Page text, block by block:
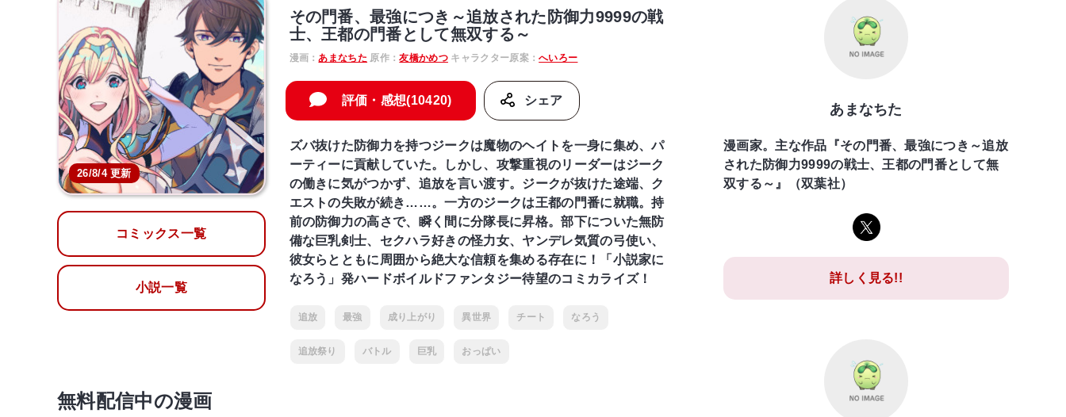
26/8/4 更新
コミックス一覧
小説一覧
その門番、最強につき～追放された防御力9999の戦
士、王都の門番として無双する～
漫画： あまなちた 原作：友橋かめつキャラクター原案：へいろー
評価・感想(10420) シェア
ズバ抜けた防御力を持つジークは魔物のヘイトを一身に集め、パ
ーティーに貢献していた。しかし、攻撃重視のリーダーはジーク
の働きに気がつかず、追放を言い渡す。ジークが抜けた途端、ク
エストの失敗が続き……。一方のジークは王都の門番に就職。持
前の防御力の高さで、瞬く間に分隊長に昇格。部下についた無防
備な巨乳剣士、セクハラ好きの怪力女、ヤンデレ気質の弓使い、
彼女らとともに周囲から絶大な信頼を集める存在に！「小説家に
なろう」発ハードボイルドファンタジー待望のコミカライズ！
追放 最強 成り上がり 異世界 チート なろう
追放祭り バトル 巨乳 おっぱい
無料配信中の漫画
あまなちた
漫画家。主な作品『その門番、最強につき～追放
された防御力9999の戦士、王都の門番として無
双する～』（双葉社）
詳しく見る!!